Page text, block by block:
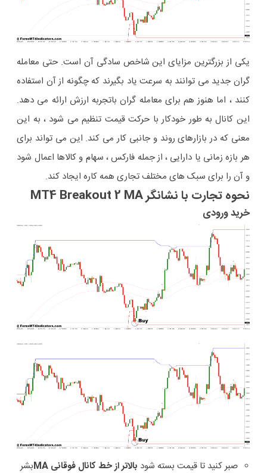
یکی از بزرگترین مزایای این شاخص سادگی آن است. حتی معامله
گران جدید می توانند به سرعت یاد بگیرند که چگونه از آن استفاده
کنند ، اما هنوز هم برای معامله گران باتجربه ارزش ارائه می دهد.
این کانال به طور خودکار با حرکت قیمت تنظیم می شود ، به این
معنی که در بازارهای روند و جانبی کار می کند. این می تواند برای
هر بازه زمانی یا دارایی ، از جمله فارکس ، سهام و کالاها اعمال شود
و آن را برای سبک های مختلف تجاری همه کاره ایجاد کند.
نحوه تجارت با نشانگر MT4 Breakout 2 MA
خرید ورودی
صبر کنید تا قیمت بسته شود بالاتر از خط کانال فوقانی MA
بشر